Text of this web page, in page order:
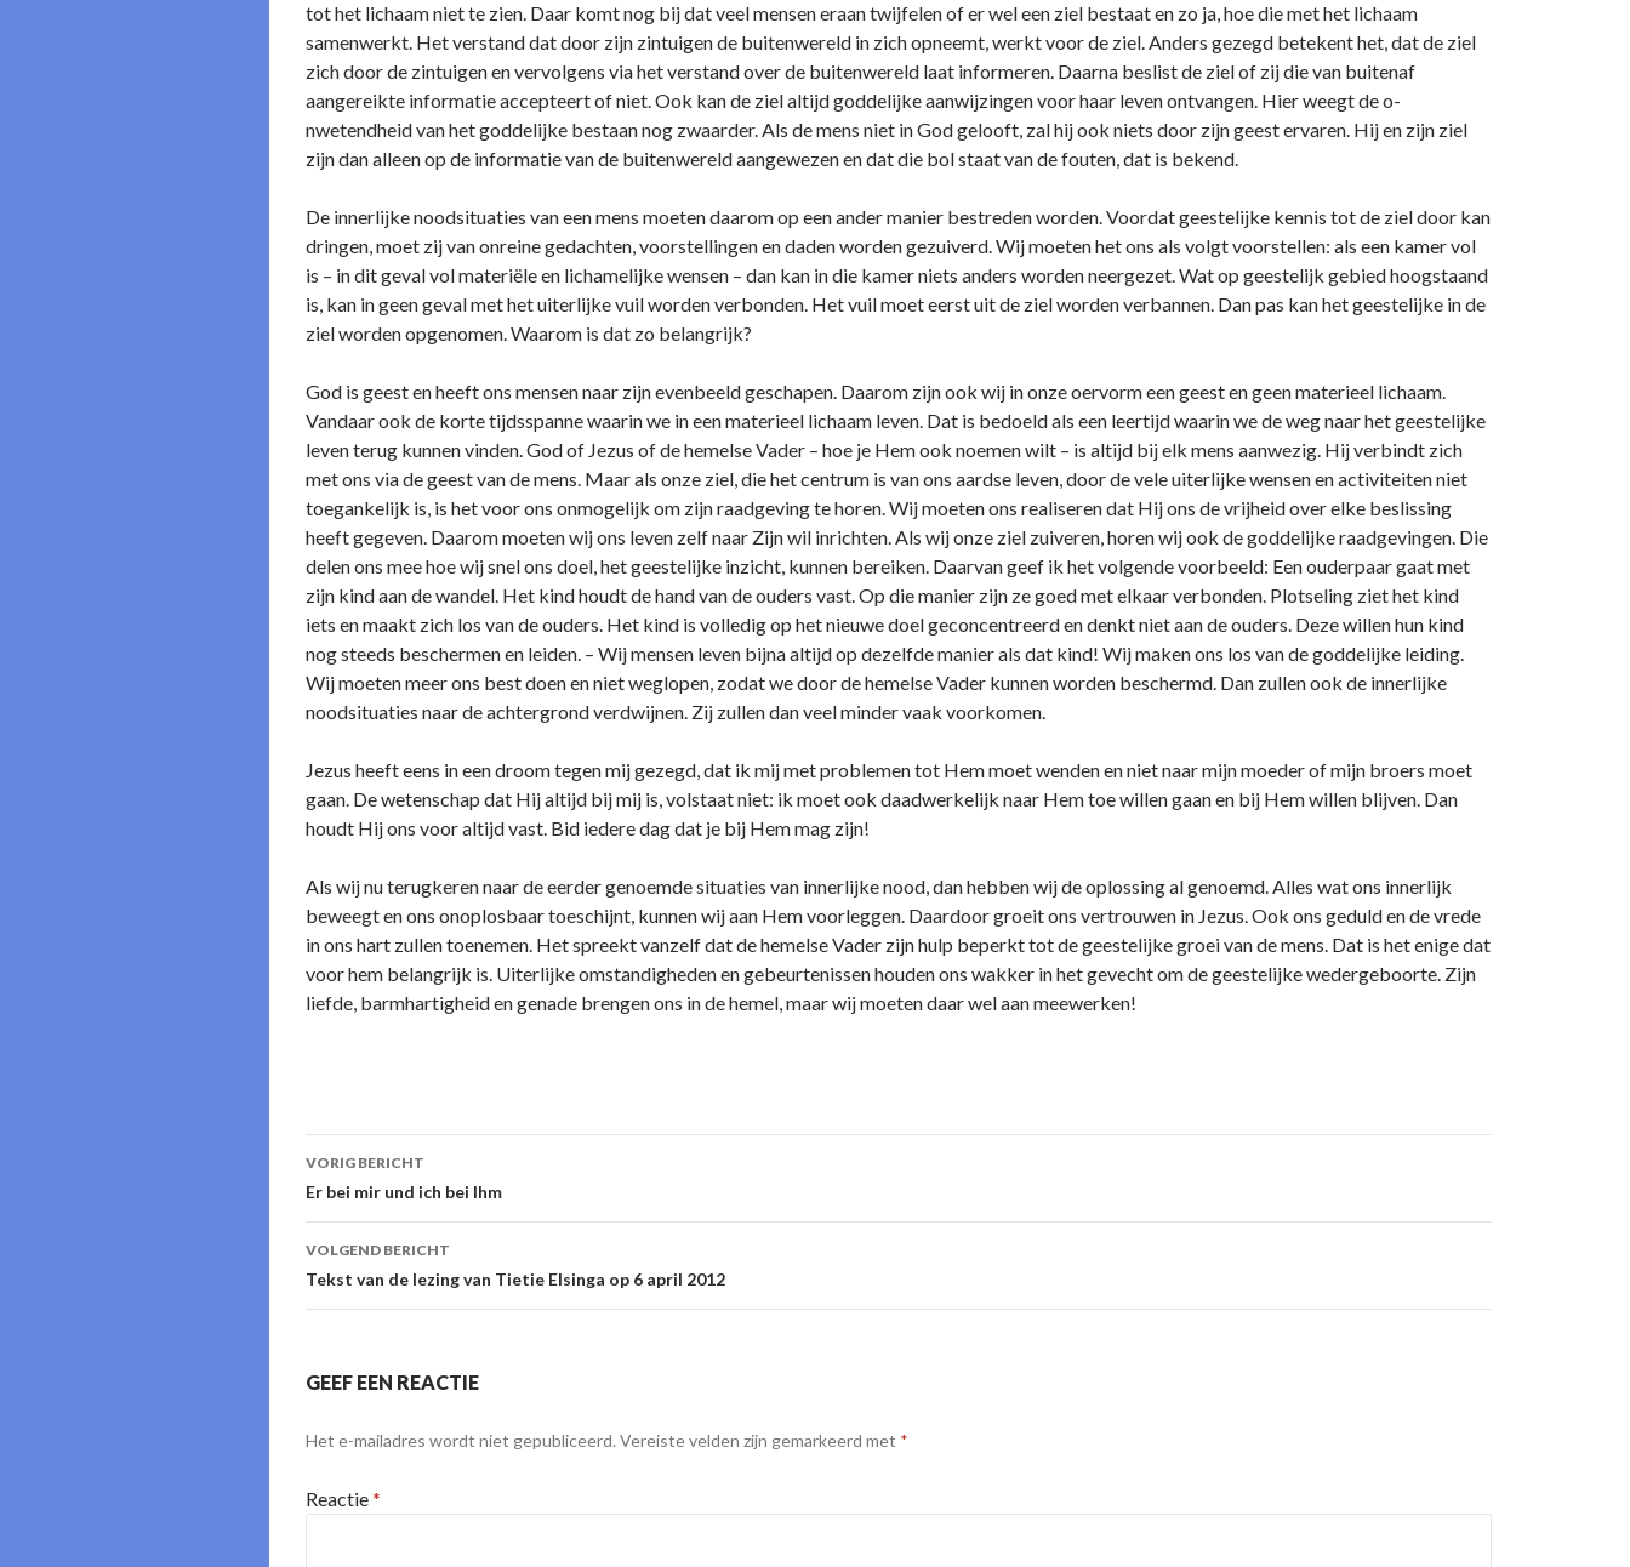
tot het lichaam niet te zien. Daar komt nog bij dat veel mensen eraan twijfelen of er wel een ziel bestaat en zo ja, hoe die met het lichaam
samenwerkt. Het verstand dat door zijn zintuigen de buitenwereld in zich opneemt, werkt voor de ziel. Anders gezegd betekent het, dat de ziel
zich door de zintuigen en vervolgens via het verstand over de buitenwereld laat informeren. Daarna beslist de ziel of zij die van buitenaf
aangereikte informatie accepteert of niet. Ook kan de ziel altijd goddelijke aanwijzingen voor haar leven o­ntvangen. Hier weegt de o­
nwetendheid van het goddelijke bestaan nog zwaarder. Als de mens niet in God gelooft, zal hij ook niets door zijn geest ervaren. Hij en zijn ziel
zijn dan alleen op de informatie van de buitenwereld aangewezen en dat die bol staat van de fouten, dat is bekend.
De innerlijke noodsituaties van een mens moeten daarom op een ander manier bestreden worden. Voordat geestelijke kennis tot de ziel door kan
dringen, moet zij van o­nreine gedachten, voorstellingen en daden worden gezuiverd. Wij moeten het o­ns als volgt voorstellen: als een kamer vol
is – in dit geval vol materiële en lichamelijke wensen – dan kan in die kamer niets anders worden neergezet. Wat op geestelijk gebied hoogstaand
is, kan in geen geval met het uiterlijke vuil worden verbonden. Het vuil moet eerst uit de ziel worden verbannen. Dan pas kan het geestelijke in de
ziel worden opgenomen. Waarom is dat zo belangrijk?
God is geest en heeft o­ns mensen naar zijn evenbeeld geschapen. Daarom zijn ook wij in o­nze oervorm een geest en geen materieel lichaam.
Vandaar ook de korte tijdsspanne waarin we in een materieel lichaam leven. Dat is bedoeld als een leertijd waarin we de weg naar het geestelijke
leven terug kunnen vinden. God of Jezus of de hemelse Vader – hoe je Hem ook noemen wilt – is altijd bij elk mens aanwezig. Hij verbindt zich
met o­ns via de geest van de mens. Maar als o­nze ziel, die het centrum is van o­ns aardse leven, door de vele uiterlijke wensen en activiteiten niet
toegankelijk is, is het voor o­ns o­nmogelijk om zijn raadgeving te horen. Wij moeten o­ns realiseren dat Hij o­ns de vrijheid over elke beslissing
heeft gegeven. Daarom moeten wij o­ns leven zelf naar Zijn wil inrichten. Als wij o­nze ziel zuiveren, horen wij ook de goddelijke raadgevingen. Die
delen o­ns mee hoe wij snel o­ns doel, het geestelijke inzicht, kunnen bereiken. Daarvan geef ik het volgende voorbeeld: Een ouderpaar gaat met
zijn kind aan de wandel. Het kind houdt de hand van de ouders vast. Op die manier zijn ze goed met elkaar verbonden. Plotseling ziet het kind
iets en maakt zich los van de ouders. Het kind is volledig op het nieuwe doel geconcentreerd en denkt niet aan de ouders. Deze willen hun kind
nog steeds beschermen en leiden. – Wij mensen leven bijna altijd op dezelfde manier als dat kind! Wij maken o­ns los van de goddelijke leiding.
Wij moeten meer o­ns best doen en niet weglopen, zodat we door de hemelse Vader kunnen worden beschermd. Dan zullen ook de innerlijke
noodsituaties naar de achtergrond verdwijnen. Zij zullen dan veel minder vaak voorkomen.
Jezus heeft eens in een droom tegen mij gezegd, dat ik mij met problemen tot Hem moet wenden en niet naar mijn moeder of mijn broers moet
gaan. De wetenschap dat Hij altijd bij mij is, volstaat niet: ik moet ook daadwerkelijk naar Hem toe willen gaan en bij Hem willen blijven. Dan
houdt Hij o­ns voor altijd vast. Bid iedere dag dat je bij Hem mag zijn!
Als wij nu terugkeren naar de eerder genoemde situaties van innerlijke nood, dan hebben wij de oplossing al genoemd. Alles wat o­ns innerlijk
beweegt en o­ns o­noplosbaar toeschijnt, kunnen wij aan Hem voorleggen. Daardoor groeit o­ns vertrouwen in Jezus. Ook o­ns geduld en de vrede
in o­ns hart zullen toenemen. Het spreekt vanzelf dat de hemelse Vader zijn hulp beperkt tot de geestelijke groei van de mens. Dat is het enige dat
voor hem belangrijk is. Uiterlijke omstandigheden en gebeurtenissen houden o­ns wakker in het gevecht om de geestelijke wedergeboorte. Zijn
liefde, barmhartigheid en genade brengen o­ns in de hemel, maar wij moeten daar wel aan meewerken!
Berichtnavigatie
VORIG BERICHT
Er bei mir und ich bei Ihm
VOLGEND BERICHT
Tekst van de lezing van Tietie Elsinga op 6 april 2012
GEEF EEN REACTIE
Het e-mailadres wordt niet gepubliceerd. Vereiste velden zijn gemarkeerd met *
Reactie*